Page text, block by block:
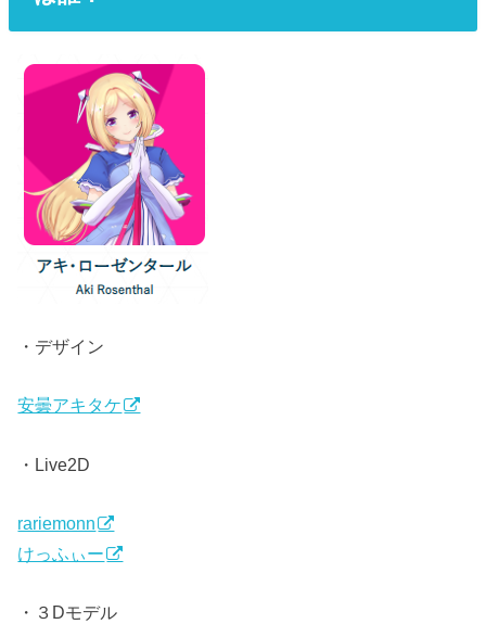
・デザイン
安曇アキタケ
・Live2D
rariemonn
けっふぃー
・３Dモデル